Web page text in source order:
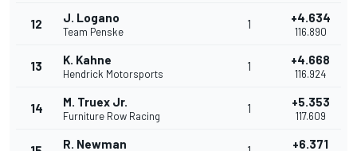
12 J. Logano
Team Penske
1 +4.634
116.890
13 K. Kahne
Hendrick Motorsports
1 +4.668
116.924
14 M. Truex Jr.
Furniture Row Racing
1 +5.353
117.609
R. Newman +6.371